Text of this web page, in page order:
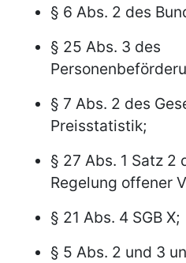
§ 6 Abs. 2 des
§ 25 Abs. 3 des
§ 7 Abs. 2 des
Preisstatistik;
§ 27 Abs. 1 Satz 2
Regelung offener
§ 21 Abs. 4 SGB X;
§ 5 Abs. 2 und 3